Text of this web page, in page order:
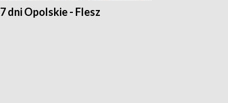
7 dni Opolskie - Flesz